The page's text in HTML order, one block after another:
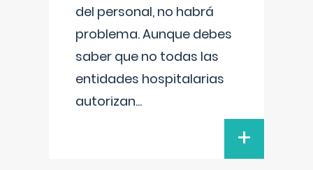
del personal, no habrá
problema. Aunque debes
saber que no todas las
entidades hospitalarias
autorizan...
+